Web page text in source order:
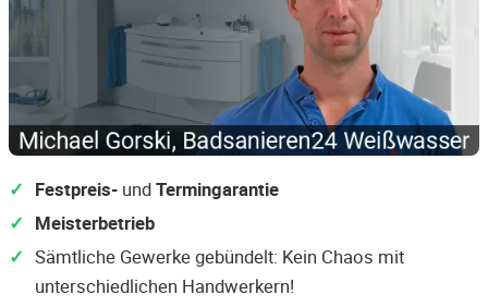
Festpreis- undTermingarantie
Meisterbetrieb
Sämtliche Gewerke gebündelt: Kein Chaos mit
unterschiedlichen Handwerkern!